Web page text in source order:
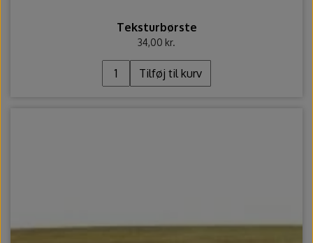
Teksturbørste
34,00 kr.
Tilføj til kurv